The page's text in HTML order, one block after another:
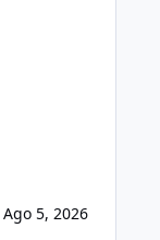
Ago 5, 2026